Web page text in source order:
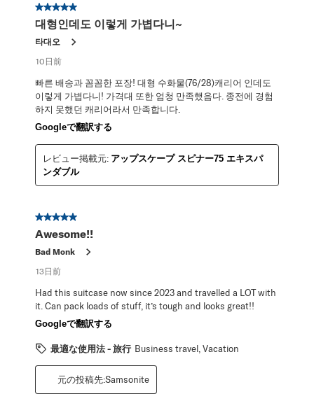
星5／5個です。
대형인데도 이렇게 가볍다니~
타대오
10日前
빠른 배송과 꼼꼼한 포장! 대형 수화물(76/28)캐리어 인데도
이렇게 가볍다니! 가격대 또한 엄청 만족했음다. 종전에 경험
하지 못했던 캐리어라서 만족합니다.
Googleで翻訳する
レビュー掲載元: アップスケープ スピナー75 エキスパ
ンダブル
星5／5個です。
Awesome!!
Bad Monk
13日前
Had this suitcase now since 2023 and travelled a LOT with
it. Can pack loads of stuff, it’s tough and looks great!!
Googleで翻訳する
最適な使用法 - 旅行 Business travel, Vacation
元の投稿先:Samsonite